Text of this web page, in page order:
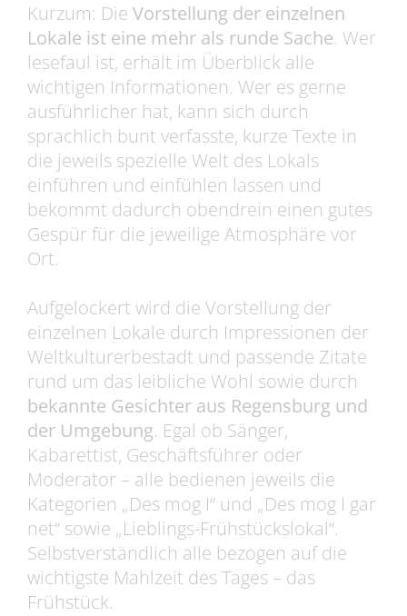
Kurzum: Die Vorstellung der einzelnen
Lokale ist eine mehr als runde Sache. Wer
lesefaul ist, erhält im Überblick alle
wichtigen Informationen. Wer es gerne
ausführlicher hat, kann sich durch
sprachlich bunt verfasste, kurze Texte in
die jeweils spezielle Welt des Lokals
einführen und einfühlen lassen und
bekommt dadurch obendrein einen gutes
Gespür für die jeweilige Atmosphäre vor
Ort.
Aufgelockert wird die Vorstellung der
einzelnen Lokale durch Impressionen der
Weltkulturerbestadt und passende Zitate
rund um das leibliche Wohl sowie durch
bekannte Gesichter aus Regensburg und
der Umgebung. Egal ob Sänger,
Kabarettist, Geschäftsführer oder
Moderator – alle bedienen jeweils die
Kategorien „Des mog I“ und „Des mog I gar
net“ sowie „Lieblings-Frühstückslokal“.
Selbstverständlich alle bezogen auf die
wichtigste Mahlzeit des Tages – das
Frühstück.